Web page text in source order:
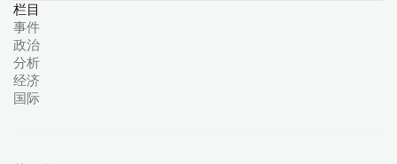
栏目
事件
政治
分析
经济
国际